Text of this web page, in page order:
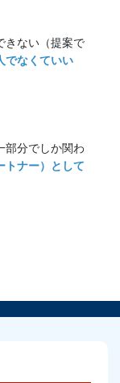
きない（提案で
でなくていい
部分でしか関わ
トナー）として